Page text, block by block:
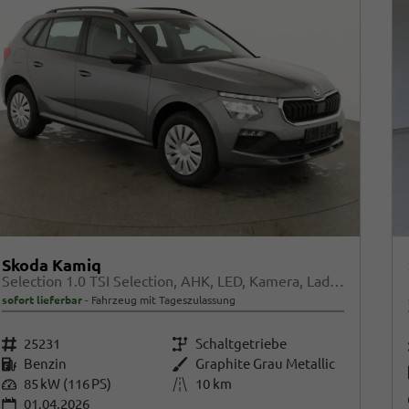
Skoda Kamiq
Selection 1.0 TSI Selection, AHK, LED, Kamera, Ladeboden, Winter
sofort lieferbar Fahrzeug mit Tageszulassung
Fahrzeugnr. 25231 Getriebe Schaltgetriebe
Kraftstoff Benzin Außenfarbe Graphite Grau Metallic
Leistung 85 kW (116 PS) Kilometerstand
10 km
01.04.2026